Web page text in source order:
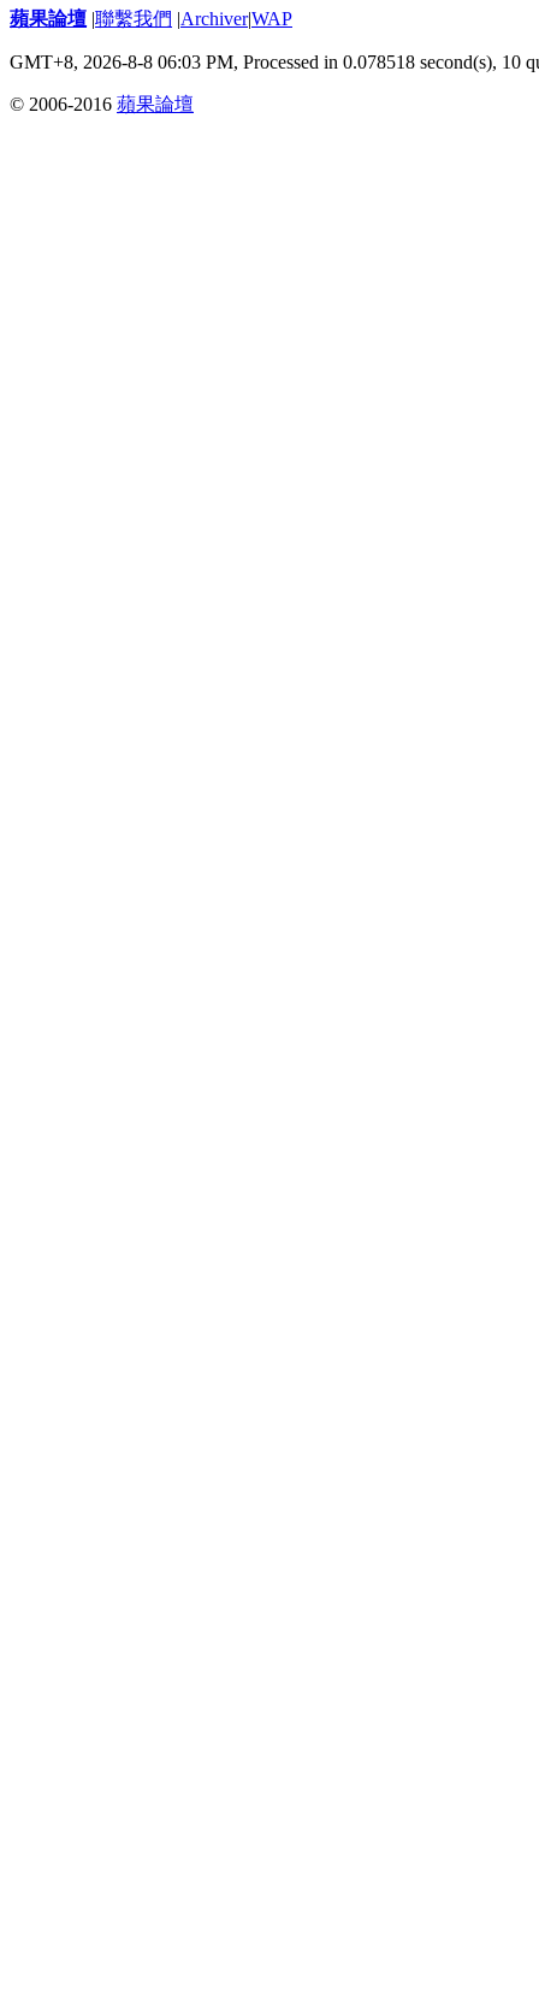
蘋果論壇 |聯繫我們 |Archiver|WAP
GMT+8, 2026-8-8 06:03 PM, Processed in 0.078518 second(s), 10
© 2006-2016 蘋果論壇